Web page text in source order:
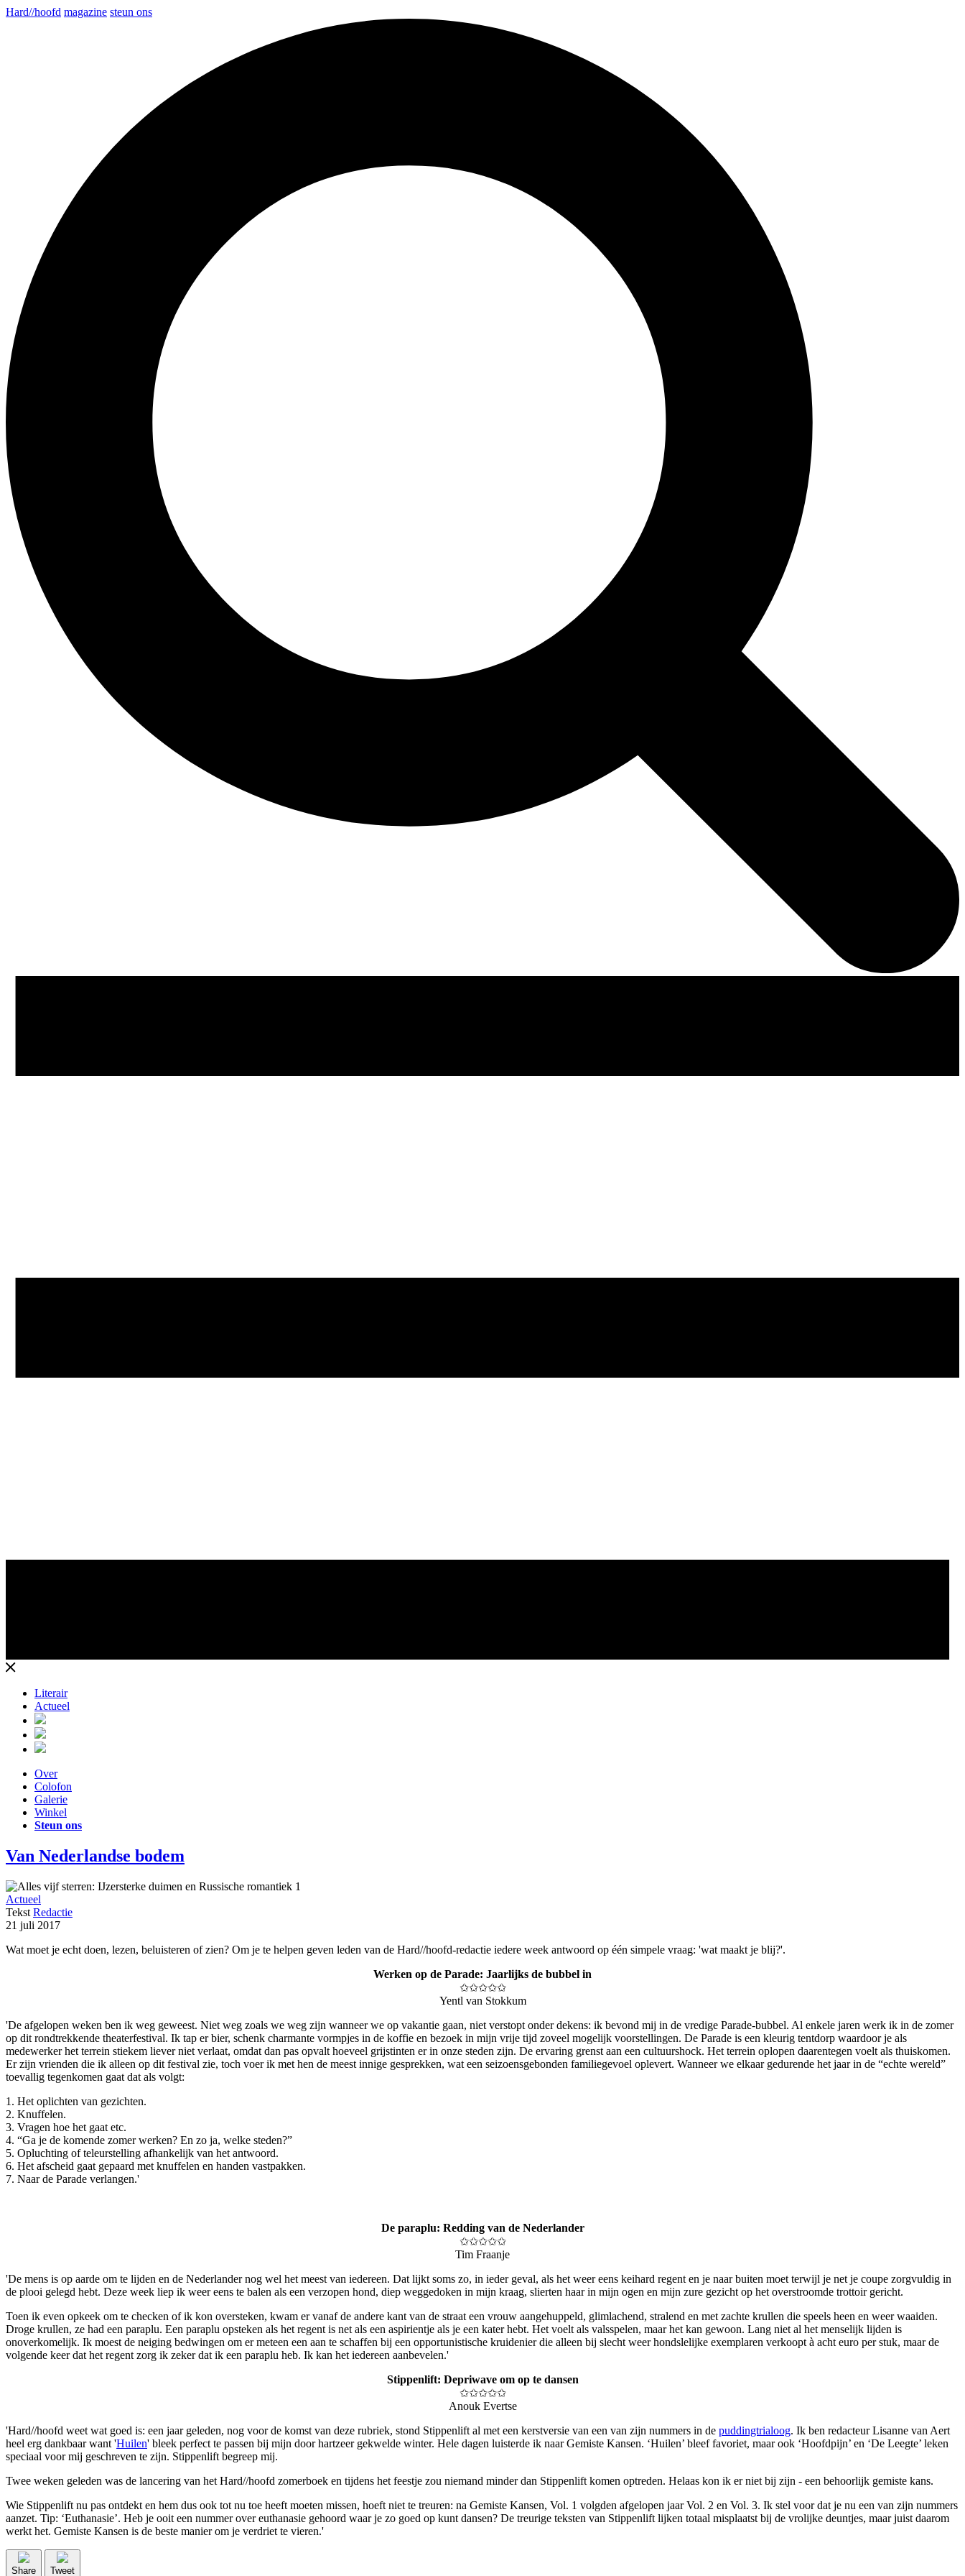
Hard//hoofd magazine steun ons
Literair
Actueel
Over
Colofon
Galerie
Winkel
Steun ons
Van Nederlandse bodem
Actueel
Tekst Redactie
21 juli 2017
Wat moet je echt doen, lezen, beluisteren of zien? Om je te helpen geven leden van de Hard//hoofd-redactie iedere week antwoord op één simpele vraag: 'wat maakt je blij?'.
Werken op de Parade: Jaarlijks de bubbel in
✩✩✩✩✩
Yentl van Stokkum
'De afgelopen weken ben ik weg geweest. Niet weg zoals we weg zijn wanneer we op vakantie gaan, niet verstopt onder dekens: ik bevond mij in de vredige Parade-bubbel. Al enkele jaren werk ik in de zomer
op dit rondtrekkende theaterfestival. Ik tap er bier, schenk charmante vormpjes in de koffie en bezoek in mijn vrije tijd zoveel mogelijk voorstellingen. De Parade is een kleurig tentdorp waardoor je als
medewerker het terrein stiekem liever niet verlaat, omdat dan pas opvalt hoeveel grijstinten er in onze steden zijn. De ervaring grenst aan een cultuurshock. Het terrein oplopen daarentegen voelt als thuiskomen.
Er zijn vrienden die ik alleen op dit festival zie, toch voer ik met hen de meest innige gesprekken, wat een seizoensgebonden familiegevoel oplevert. Wanneer we elkaar gedurende het jaar in de “echte wereld”
toevallig tegenkomen gaat dat als volgt:
1. Het oplichten van gezichten.
2. Knuffelen.
3. Vragen hoe het gaat etc.
4. “Ga je de komende zomer werken? En zo ja, welke steden?”
5. Opluchting of teleurstelling afhankelijk van het antwoord.
6. Het afscheid gaat gepaard met knuffelen en handen vastpakken.
7. Naar de Parade verlangen.'
De paraplu: Redding van de Nederlander
✩✩✩✩✩
Tim Fraanje
'De mens is op aarde om te lijden en de Nederlander nog wel het meest van iedereen. Dat lijkt soms zo, in ieder geval, als het weer eens keihard regent en je naar buiten moet terwijl je net je coupe zorgvuldig in
de plooi gelegd hebt. Deze week liep ik weer eens te balen als een verzopen hond, diep weggedoken in mijn kraag, slierten haar in mijn ogen en mijn zure gezicht op het overstroomde trottoir gericht.
Toen ik even opkeek om te checken of ik kon oversteken, kwam er vanaf de andere kant van de straat een vrouw aangehuppeld, glimlachend, stralend en met zachte krullen die speels heen en weer waaiden.
Droge krullen, ze had een paraplu. Een paraplu opsteken als het regent is net als een aspirientje als je een kater hebt. Het voelt als valsspelen, maar het kan gewoon. Lang niet al het menselijk lijden is
onoverkomelijk. Ik moest de neiging bedwingen om er meteen een aan te schaffen bij een opportunistische kruidenier die alleen bij slecht weer hondslelijke exemplaren verkoopt à acht euro per stuk, maar de
volgende keer dat het regent zorg ik zeker dat ik een paraplu heb. Ik kan het iedereen aanbevelen.'
Stippenlift: Depriwave om op te dansen
✩✩✩✩✩
Anouk Evertse
'Hard//hoofd weet wat goed is: een jaar geleden, nog voor de komst van deze rubriek, stond Stippenlift al met een kerstversie van een van zijn nummers in de puddingtrialoog. Ik ben redacteur Lisanne van Aert
heel erg dankbaar want 'Huilen' bleek perfect te passen bij mijn door hartzeer gekwelde winter. Hele dagen luisterde ik naar Gemiste Kansen. ‘Huilen’ bleef favoriet, maar ook ‘Hoofdpijn’ en ‘De Leegte’ leken
speciaal voor mij geschreven te zijn. Stippenlift begreep mij.
Twee weken geleden was de lancering van het Hard//hoofd zomerboek en tijdens het feestje zou niemand minder dan Stippenlift komen optreden. Helaas kon ik er niet bij zijn - een behoorlijk gemiste kans.
Wie Stippenlift nu pas ontdekt en hem dus ook tot nu toe heeft moeten missen, hoeft niet te treuren: na Gemiste Kansen, Vol. 1 volgden afgelopen jaar Vol. 2 en Vol. 3. Ik stel voor dat je nu een van zijn nummers
aanzet. Tip: ‘Euthanasie’. Heb je ooit een nummer over euthanasie gehoord waar je zo goed op kunt dansen? De treurige teksten van Stippenlift lijken totaal misplaatst bij de vrolijke deuntjes, maar juist daarom
werkt het. Gemiste Kansen is de beste manier om je verdriet te vieren.'
Share Tweet